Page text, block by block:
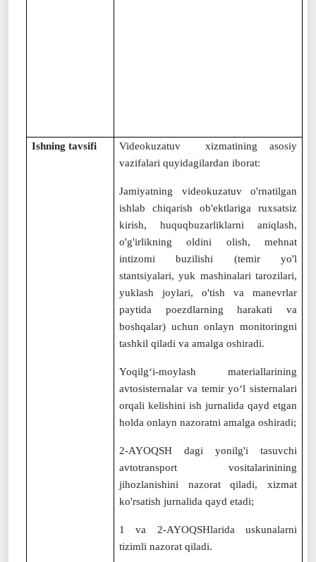
Ishning tavsifi Videokuzatuv xizmatining asosiy
vazifalari quyidagilardan iborat:
Jamiyatning videokuzatuv o'rnatilgan
ishlab chiqarish ob'ektlariga ruxsatsiz
kirish, huquqbuzarliklarni aniqlash,
o'g'irlikning oldini olish, mehnat
intizomi buzilishi (temir yo'l
stantsiyalari, yuk mashinalari tarozilari,
yuklash joylari, o'tish va manevrlar
paytida poezdlarning harakati va
boshqalar) uchun onlayn monitoringni
tashkil qiladi va amalga oshiradi.
Yoqilg‘i-moylash materiallarining
avtosisternalar va temir yo‘l sisternalari
orqali kelishini ish jurnalida qayd etgan
holda onlayn nazoratni amalga oshiradi;
2-AYOQSH dagi yonilg'i tasuvchi
avtotransport vositalarinining
jihozlanishini nazorat qiladi, xizmat
ko'rsatish jurnalida qayd etadi;
1 va 2-AYOQSHlarida uskunalarni
tizimli nazorat qiladi.